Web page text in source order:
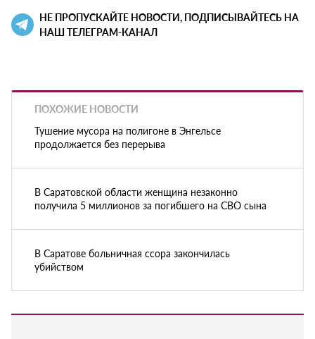
НЕ ПРОПУСКАЙТЕ НОВОСТИ, ПОДПИСЫВАЙТЕСЬ НА
НАШ ТЕЛЕГРАМ-КАНАЛ
ПОХОЖИЕ НОВОСТИ
Тушение мусора на полигоне в Энгельсе
продолжается без перерыва
В Саратовской области женщина незаконно
получила 5 миллионов за погибшего на СВО сына
В Саратове больничная ссора закончилась
убийством